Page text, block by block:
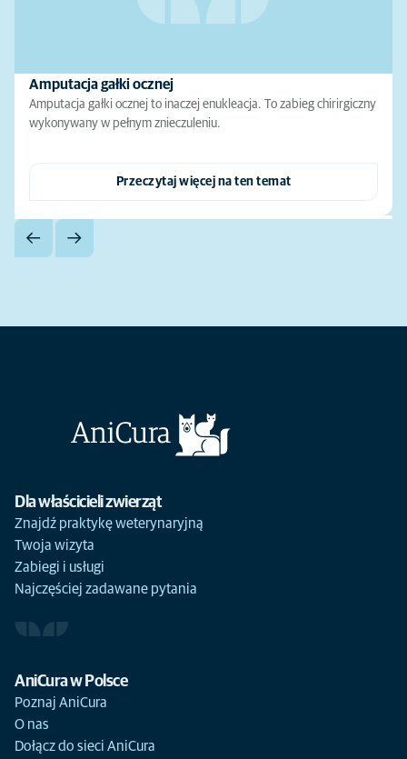
Amputacja gałki ocznej
Amputacja gałki ocznej to inaczej enukleacja. To zabieg chirirgiczny
wykonywany w pełnym znieczuleniu.
Przeczytaj więcej na ten temat
Dla właścicieli zwierząt
Znajdź praktykę weterynaryjną
Twoja wizyta
Zabiegi i usługi
Najczęściej zadawane pytania
AniCura w Polsce
Poznaj AniCura
O nas
Dołącz do sieci AniCura